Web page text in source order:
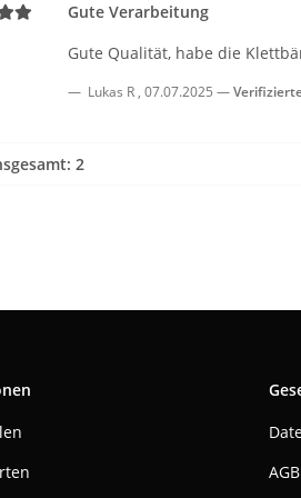
Gute Verarbeitung
Gute Qualität, habe die
Lukas R , 07.07.2025
2
AGB